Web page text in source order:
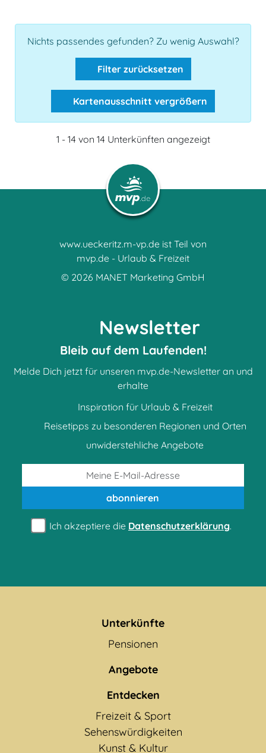
Nichts passendes gefunden? Zu wenig Auswahl?
Filter zurücksetzen
Kartenausschnitt vergrößern
1 - 14 von 14 Unterkünften angezeigt
www.ueckeritz.m-vp.de ist Teil von
mvp.de - Urlaub & Freizeit
© 2026 MANET Marketing GmbH
Newsletter
Bleib auf dem Laufenden!
Melde Dich jetzt für unseren mvp.de-Newsletter an und
erhalte
Inspiration für Urlaub & Freizeit
Reisetipps zu besonderen Regionen und Orten
unwiderstehliche Angebote
abonnieren
Ich akzeptiere die Datenschutzerklärung.
Unterkünfte
Pensionen
Angebote
Entdecken
Freizeit & Sport
Sehenswürdigkeiten
Kunst & Kultur